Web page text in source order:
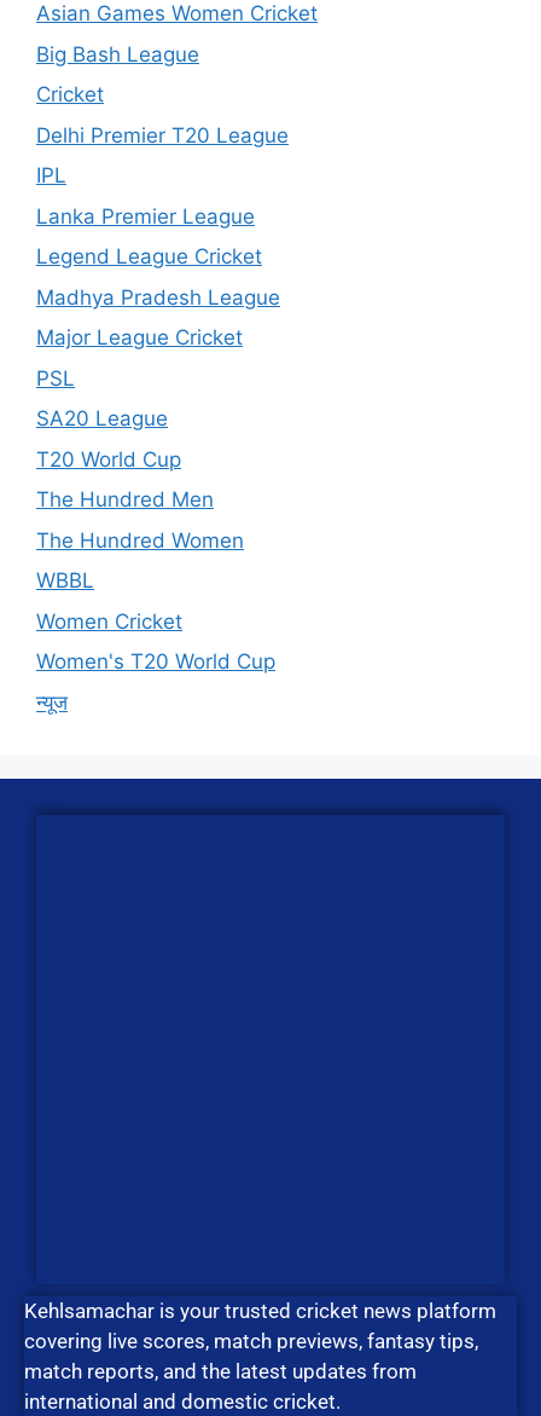
Asian Games Women Cricket
Big Bash League
Cricket
Delhi Premier T20 League
IPL
Lanka Premier League
Legend League Cricket
Madhya Pradesh League
Major League Cricket
PSL
SA20 League
T20 World Cup
The Hundred Men
The Hundred Women
WBBL
Women Cricket
Women's T20 World Cup
न्यूज
Kehlsamachar is your trusted cricket news platform
covering live scores, match previews, fantasy tips,
match reports, and the latest updates from
international and domestic cricket.